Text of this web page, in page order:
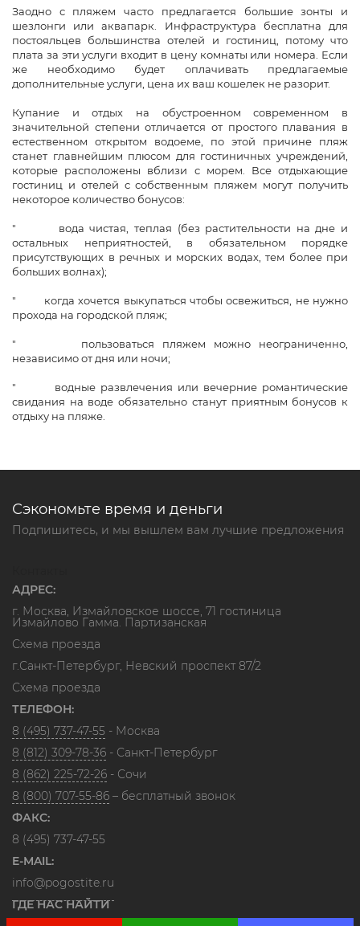
Заодно с пляжем часто предлагается большие зонты и
шезлонги или аквапарк. Инфраструктура бесплатна для
постояльцев большинства отелей и гостиниц, потому что
плата за эти услуги входит в цену комнаты или номера. Если
же необходимо будет оплачивать предлагаемые
дополнительные услуги, цена их ваш кошелек не разорит.
Купание и отдых на обустроенном современном в
значительной степени отличается от простого плавания в
естественном открытом водоеме, по этой причине пляж
станет главнейшим плюсом для гостиничных учреждений,
которые расположены вблизи с морем. Все отдыхающие
гостиниц и отелей с собственным пляжем могут получить
некоторое количество бонусов:
" вода чистая, теплая (без растительности на дне и
остальных неприятностей, в обязательном порядке
присутствующих в речных и морских водах, тем более при
больших волнах);
" когда хочется выкупаться чтобы освежиться, не нужно
прохода на городской пляж;
" пользоваться пляжем можно неограниченно,
независимо от дня или ночи;
" водные развлечения или вечерние романтические
свидания на воде обязательно станут приятным бонусов к
отдыху на пляже.
Сэкономьте время и деньги
Подпишитесь, и мы вышлем вам лучшие предложения
АДРЕС:
г. Москва, Измайловское шоссе, 71 гостиница
Измайлово Гамма. Партизанская
Схема проезда
г.Санкт-Петербург, Невский проспект 87/2
Схема проезда
ТЕЛЕФОН:
8 (495) 737-47-55 - Москва
8 (812) 309-78-36 - Санкт-Петербург
8 (862) 225-72-26 - Сочи
8 (800) 707-55-86 – бесплатный звонок
ФАКС:
8 (495) 737-47-55
E-MAIL:
info@pogostite.ru
ГДЕ НАС НАЙТИ